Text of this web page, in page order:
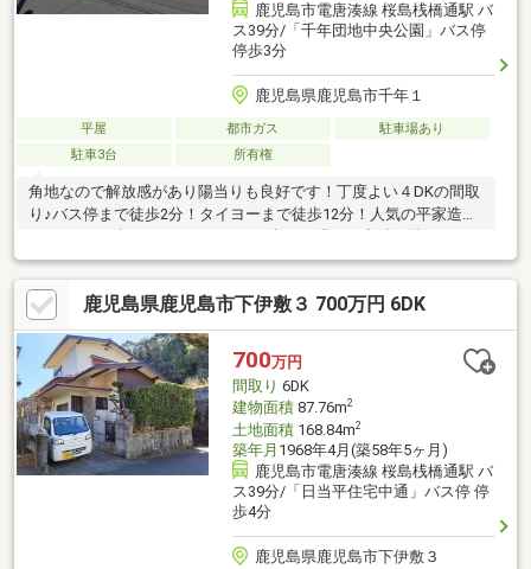
鹿児島市電唐湊線 桜島桟橋通駅 バ
ス39分/「千年団地中央公園」バス停
停歩3分
鹿児島県鹿児島市千年１
平屋 都市ガス
駐車場あり
駐車3台
所有権
角地なので解放感があり陽当りも良好です！丁度よい４DKの間取
り♪バス停まで徒歩2分！タイヨーまで徒歩12分！人気の平家造り
南西向きはおすすめです。キッチンに窓があって空気が綺麗でい
つでも涼しいです。ゆとりのある空間は新婚生活に大事です。
鹿児島県鹿児島市下伊敷３ 700万円 6DK
700万円
間取り 6DK
建物面積87.76m2
土地面積168.84m2
築年月 1968年4月(築58年5ヶ月)
鹿児島市電唐湊線 桜島桟橋通駅 バ
ス39分/「日当平住宅中通」バス停 停
歩4分
鹿児島県鹿児島市下伊敷３